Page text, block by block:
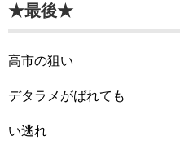
★最後★
高市の狙い
デタラメがばれても
い逃れ